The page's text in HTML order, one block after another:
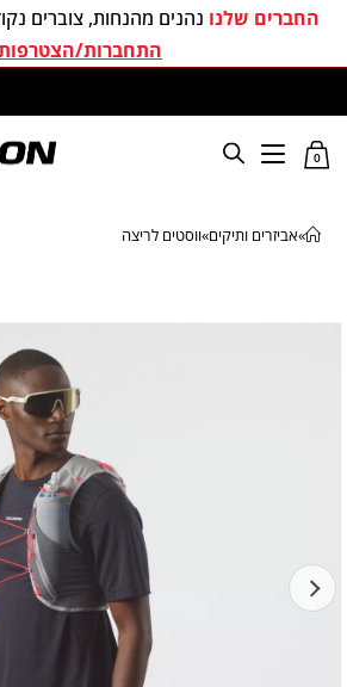
החברים שלנו נהנים מהנחות, צוברים
התחברות/
0
»אביזרים ותיקים»ווסטים לריצה